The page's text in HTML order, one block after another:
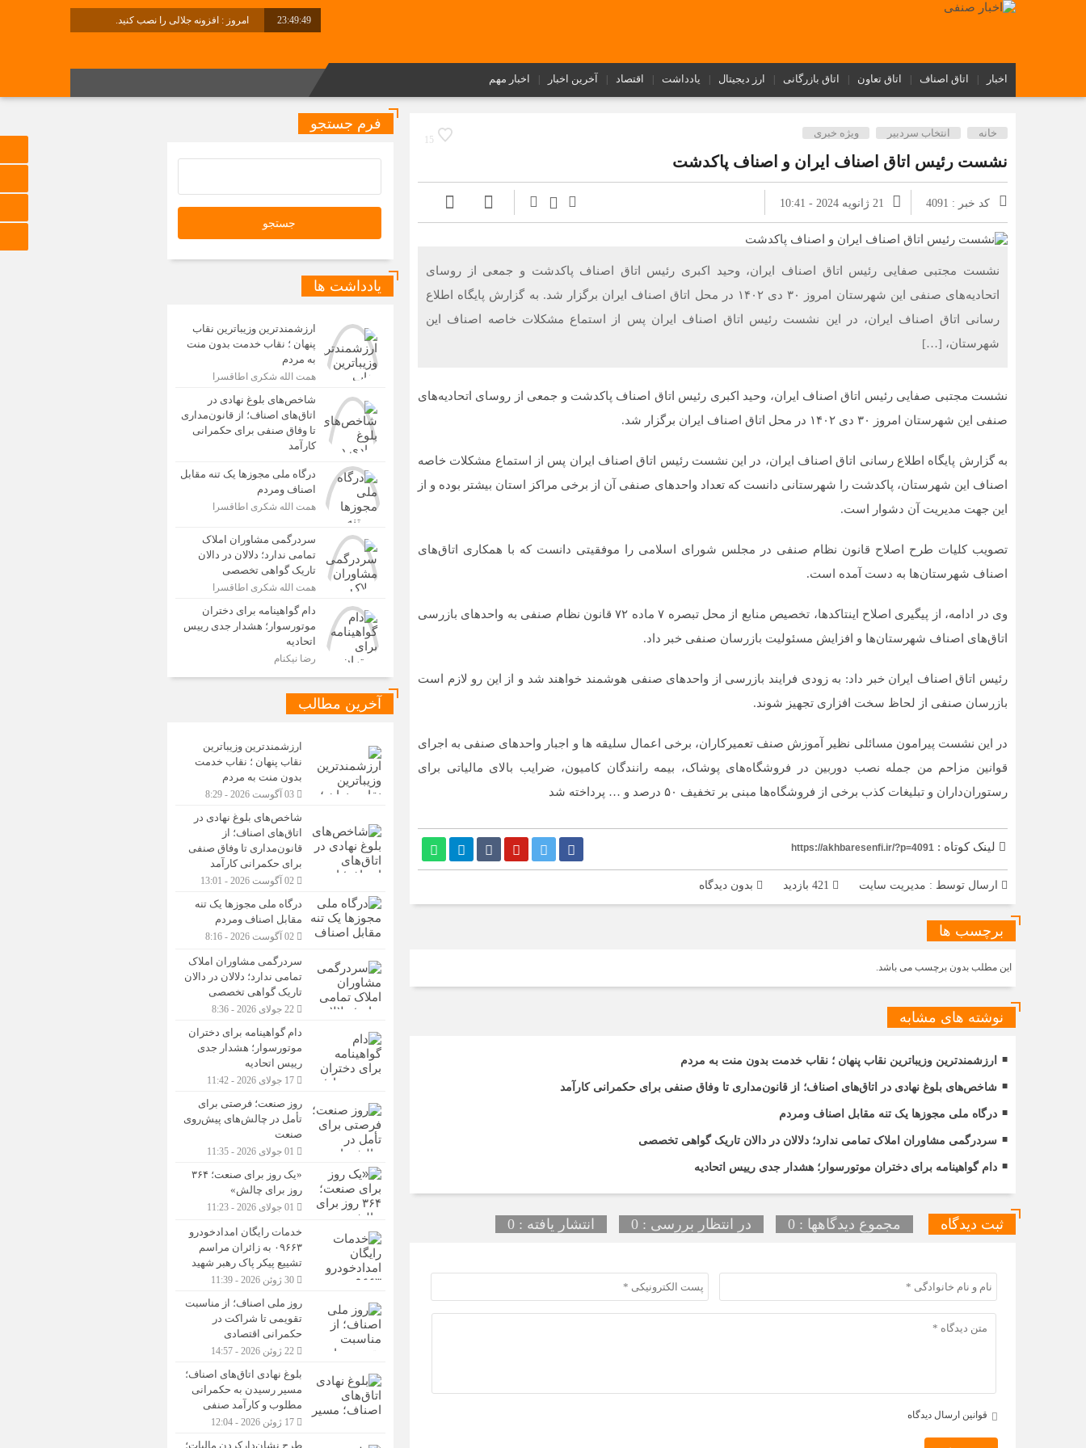
23:49:49 امروز : افزونه جلالی را نصب کنید.
اخبار اتاق اصناف اتاق تعاون اتاق بازرگانی ارز دیجیتال یادداشت اقتصاد آخرین اخبار اخبار مهم
15
خانه انتخاب سردبیر ویژه خبری
نشست رئیس اتاق اصناف ایران و اصناف پاکدشت
کد خبر : 4091 21 ژانویه 2024 - 10:41
نشست مجتبی صفایی رئیس اتاق اصناف ایران، وحید اکبری رئیس اتاق اصناف پاکدشت و جمعی از روسای
اتحادیه‌های صنفی این شهرستان امروز ۳۰ دی ۱۴۰۲ در محل اتاق اصناف ایران برگزار شد. به گزارش پایگاه اطلاع
رسانی اتاق اصناف ایران، در این نشست رئیس اتاق اصناف ایران پس از استماع مشکلات خاصه اصناف این
شهرستان، […]
نشست مجتبی صفایی رئیس اتاق اصناف ایران، وحید اکبری رئیس اتاق اصناف پاکدشت و جمعی از روسای اتحادیه‌های
صنفی این شهرستان امروز ۳۰ دی ۱۴۰۲ در محل اتاق اصناف ایران برگزار شد.
به گزارش پایگاه اطلاع رسانی اتاق اصناف ایران، در این نشست رئیس اتاق اصناف ایران پس از استماع مشکلات خاصه
اصناف این شهرستان، پاکدشت را شهرستانی دانست که تعداد واحدهای صنفی آن از برخی مراکز استان بیشتر بوده و از
این جهت مدیریت آن دشوار است.
تصویب کلیات طرح اصلاح قانون نظام صنفی در مجلس شورای اسلامی را موفقیتی دانست که با همکاری اتاق‌های
اصناف شهرستان‌ها به دست آمده است.
وی در ادامه، از پیگیری اصلاح اینتاکدها، تخصیص منابع از محل تبصره ۷ ماده ۷۲ قانون نظام صنفی به واحدهای بازرسی
اتاق‌های اصناف شهرستان‌ها و افزایش مسئولیت بازرسان صنفی خبر داد.
رئیس اتاق اصناف ایران خبر داد: به زودی فرایند بازرسی از واحدهای صنفی هوشمند خواهند شد و از این رو لازم است
بازرسان صنفی از لحاظ سخت افزاری تجهیز شوند.
در این نشست پیرامون مسائلی نظیر آموزش صنف تعمیرکاران، برخی اعمال سلیقه ها و اجبار واحدهای صنفی به اجرای
قوانین مزاحم من جمله نصب دوربین در فروشگاه‌های پوشاک، بیمه رانندگان کامیون، ضرایب بالای مالیاتی برای
رستوران‌داران و تبلیغات کذب برخی از فروشگاه‌ها مبنی بر تخفیف ۵۰ درصد و … پرداخته شد
لینک کوتاه : https://akhbaresenfi.ir/?p=4091
ارسال توسط : مدیریت سایت بدون دیدگاه
برچسب ها
این مطلب بدون برچسب می باشد.
نوشته های مشابه
ارزشمندترین وزیباترین نقاب پنهان ؛ نقاب خدمت بدون منت به مردم
شاخص‌های بلوغ نهادی در اتاق‌های اصناف؛ از قانون‌مداری تا وفاق صنفی برای حکمرانی کارآمد
درگاه ملی مجوزها یک تنه مقابل اصناف ومردم
سردرگمی مشاوران املاک تمامی ندارد؛ دلالان در دالان تاریک گواهی تخصصی
دام گواهینامه برای دختران موتورسوار؛ هشدار جدی رییس اتحادیه
ثبت دیدگاه مجموع دیدگاهها : 0 در انتظار بررسی : 0 انتشار یافته : 0
قوانین ارسال دیدگاه
فرم جستجو
یادداشت ها
ارزشمندترین وزیباترین نقاب
پنهان ؛ نقاب خدمت بدون منت
به مردم
همت الله شکری اطاقسرا
شاخص‌های بلوغ نهادی در
اتاق‌های اصناف؛ از قانون‌مداری
تا وفاق صنفی برای حکمرانی
کارآمد
درگاه ملی مجوزها یک تنه مقابل
اصناف ومردم
همت الله شکری اطاقسرا
سردرگمی مشاوران املاک
تمامی ندارد؛ دلالان در دالان
تاریک گواهی تخصصی
همت الله شکری اطاقسرا
دام گواهینامه برای دختران
موتورسوار؛ هشدار جدی رییس
اتحادیه
رضا نیکنام
آخرین مطالب
ارزشمندترین وزیباترین
نقاب پنهان ؛ نقاب خدمت
بدون منت به مردم
شاخص‌های بلوغ نهادی در
اتاق‌های اصناف؛ از
قانون‌مداری تا وفاق صنفی
برای حکمرانی کارآمد
درگاه ملی مجوزها یک تنه
مقابل اصناف ومردم
سردرگمی مشاوران املاک
تمامی ندارد؛ دلالان در دالان
تاریک گواهی تخصصی
دام گواهینامه برای دختران
موتورسوار؛ هشدار جدی
رییس اتحادیه
روز صنعت؛ فرصتی برای
تأمل در چالش‌های پیش‌روی
صنعت
«یک روز برای صنعت؛ ۳۶۴
روز برای چالش»
خدمات رایگان امدادخودرو
۰۹۶۶۳ به زائران مراسم
تشییع پیکر پاک رهبر شهید
روز ملی اصناف؛ از مناسبت
تقویمی تا شراکت در
حکمرانی اقتصادی
بلوغ نهادی اتاق‌های اصناف؛
مسیر رسیدن به حکمرانی
مطلوب و کارآمد صنفی
طرح نشان‌دارکردن مالیات؛